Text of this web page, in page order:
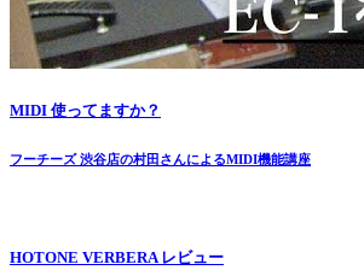
MIDI 使ってますか？
フーチーズ 渋谷店の村田さんによるMIDI機能講座
HOTONE VERBERA レビュー